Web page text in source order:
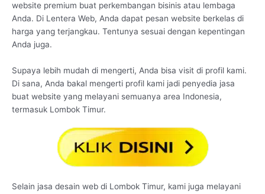
website premium buat perkembangan bisinis atau lembaga
Anda. Di Lentera Web, Anda dapat pesan website berkelas di
harga yang terjangkau. Tentunya sesuai dengan kepentingan
Anda juga.
Supaya lebih mudah di mengerti, Anda bisa visit di profil kami.
Di sana, Anda bakal mengerti profil kami jadi penyedia jasa
buat website yang melayani semuanya area Indonesia,
termasuk Lombok Timur.
Selain jasa desain web di Lombok Timur, kami juga melayani